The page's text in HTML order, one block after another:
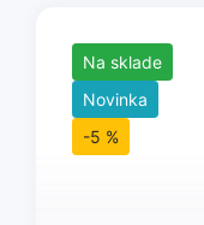
Na sklade
Novinka
-5 %